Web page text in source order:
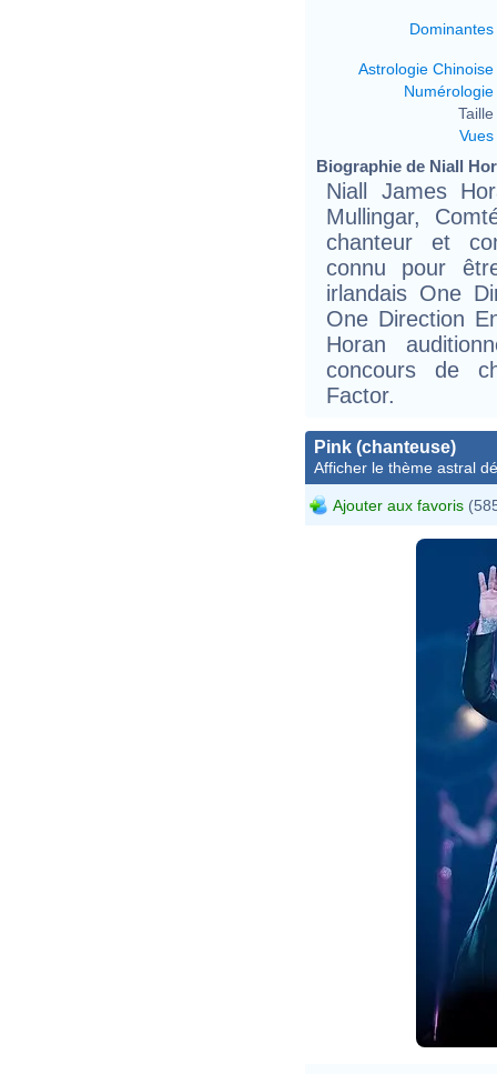
Dominantes
Astrologie Chinoise
Numérologie
Taille
Vues
Biographie de Niall
Niall James
Mullingar,
chanteur et
connu pour
irlandais One
One Direction
Horan
concours de
Factor.
Pink (chanteuse)
Afficher le thème astral
Ajouter aux favoris